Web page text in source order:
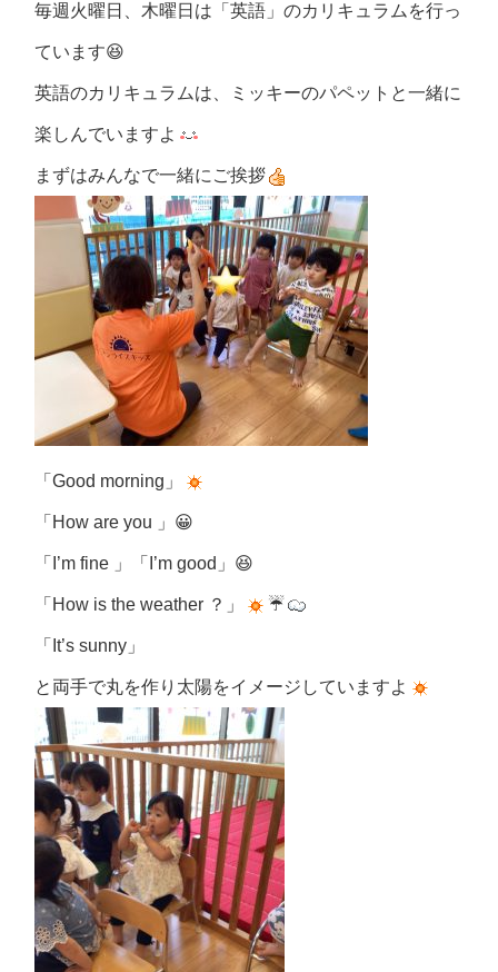
毎週火曜日、木曜日は「英語」のカリキュラムを行っ
ています😆
英語のカリキュラムは、ミッキーのパペットと一緒に
楽しんでいますよ
まずはみんなで一緒にご挨拶
「Good morning 」
「 How are you 」 😀
「 I’m fine 」「 I’m good 」 😆
「 How is the weather ？」 ☔
「 It’s sunny 」
と両手で丸を作り太陽をイメージしていますよ